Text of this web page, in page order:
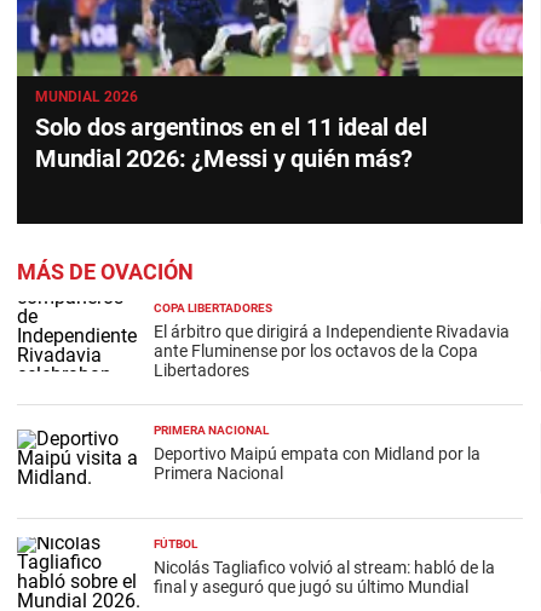
MUNDIAL 2026
Solo dos argentinos en el 11 ideal del
Mundial 2026: ¿Messi y quién más?
MÁS DE OVACIÓN
COPA LIBERTADORES
El árbitro que dirigirá a Independiente Rivadavia
ante Fluminense por los octavos de la Copa
Libertadores
PRIMERA NACIONAL
Deportivo Maipú empata con Midland por la
Primera Nacional
FÚTBOL
Nicolás Tagliafico volvió al stream: habló de la
final y aseguró que jugó su último Mundial